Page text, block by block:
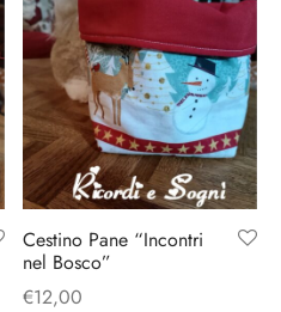
Cestino Pane “Incontri
nel Bosco”
€12,00